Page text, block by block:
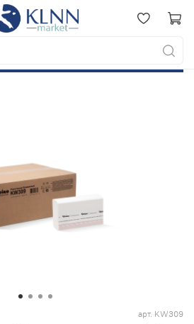
арт. KW309